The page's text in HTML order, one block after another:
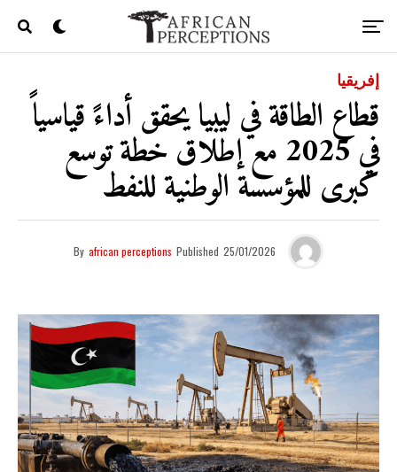
إفريقيا
قطاع الطاقة في ليبيا يحقق أداءً قياسياً
في 2025 مع إطلاق خطة توسع
كبرى للمؤسسة الوطنية للنفط
By african perceptions Published 25/01/2026